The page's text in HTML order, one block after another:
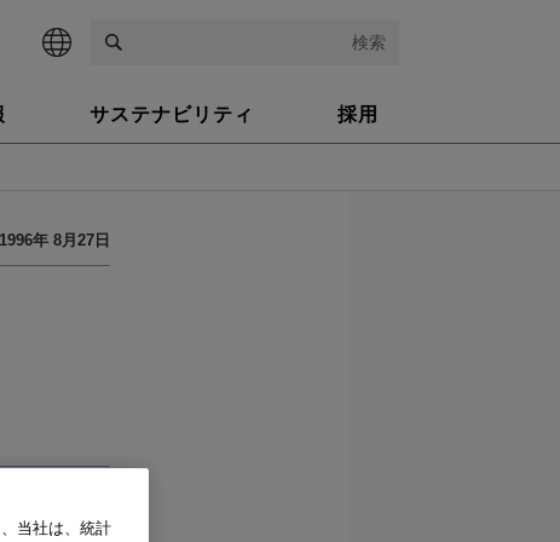
検索
サステナビリティ 採用
1996年 8月27日
当社は、統計